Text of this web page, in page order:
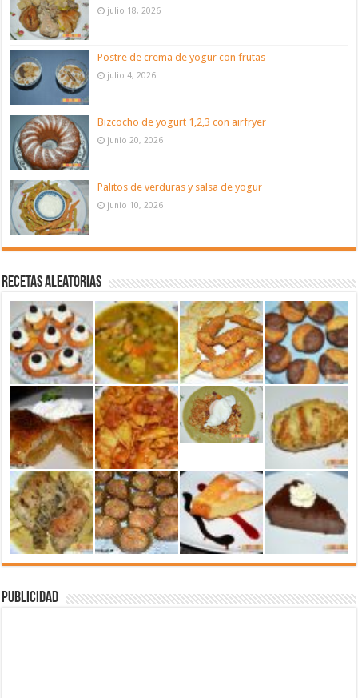
julio 18, 2026
Postre de crema de yogur con frutas
julio 4, 2026
Bizcocho de yogurt 1,2,3 con airfryer
junio 20, 2026
Palitos de verduras y salsa de yogur
junio 10, 2026
Recetas aleatorias
Publicidad